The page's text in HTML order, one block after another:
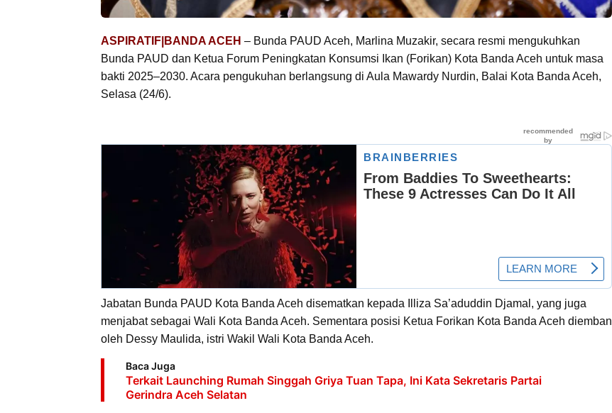
ASPIRATIF|BANDA ACEH – Bunda PAUD Aceh, Marlina Muzakir, secara resmi mengukuhkan
Bunda PAUD dan Ketua Forum Peningkatan Konsumsi Ikan (Forikan) Kota Banda Aceh untuk masa
bakti 2025–2030. Acara pengukuhan berlangsung di Aula Mawardy Nurdin, Balai Kota Banda Aceh,
Selasa (24/6).
Jabatan Bunda PAUD Kota Banda Aceh disematkan kepada Illiza Sa’aduddin Djamal, yang juga
menjabat sebagai Wali Kota Banda Aceh. Sementara posisi Ketua Forikan Kota Banda Aceh diemban
oleh Dessy Maulida, istri Wakil Wali Kota Banda Aceh.
Baca Juga
Terkait Launching Rumah Singgah Griya Tuan Tapa, Ini Kata Sekretaris Partai
Gerindra Aceh Selatan